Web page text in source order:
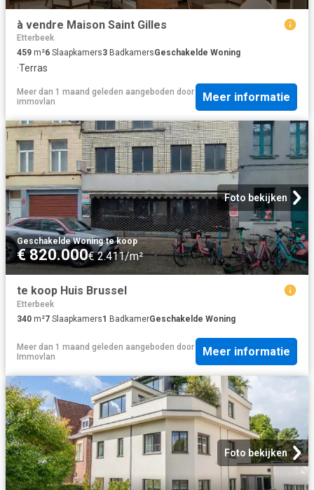
à vendre Maison Saint Gilles
Etterbeek
459 m²6 Slaapkamers3 BadkamersGeschakelde Woning
·Terras
Meer dan 1 maand geleden aangeboden door
immovlan
Meer informatie
Foto bekijken
Geschakelde Woning·te koop
€ 820.000€ 2.411/m²
te koop Huis Brussel
Etterbeek
340 m²7 Slaapkamers1 BadkamerGeschakelde Woning
Meer dan 1 maand geleden aangeboden door
Immovlan
Meer informatie
Foto bekijken